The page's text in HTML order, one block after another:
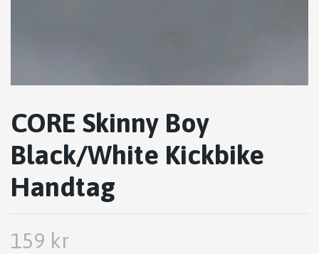
CORE Skinny Boy
Black/White Kickbike
Handtag
159 kr